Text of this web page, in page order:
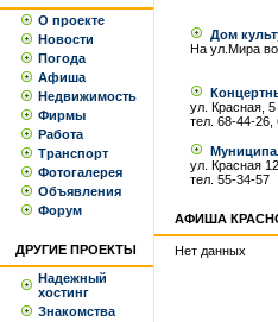
О проекте
Новости
Погода
Афиша
Недвижимость
Фирмы
Работа
Транспорт
Фотогалерея
Объявления
Форум
ДРУГИЕ ПРОЕКТЫ
Надежный
хостинг
Знакомства
Дом
На ул.Мира
ул. Красная, 5
тел. 68-44-26,
ул. Красная
тел. 55-34-57
АФИША
Нет данных